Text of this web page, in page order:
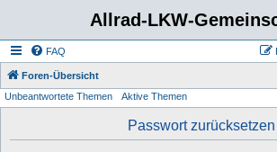
Allrad-LKW-
FAQ
Foren-Übersicht
Unbeantwortete Themen Aktive Themen
Passwort zurücksetzen